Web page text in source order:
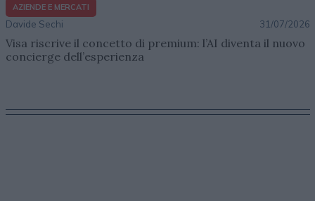
AZIENDE E MERCATI
Davide Sechi 31/07/2026
Visa riscrive il concetto di premium: l’AI diventa il nuovo
concierge dell’esperienza